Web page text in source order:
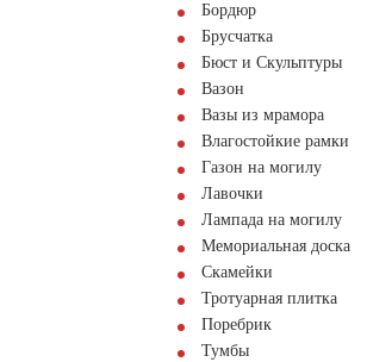
Бордюр
Брусчатка
Бюст и Скульптуры
Вазон
Вазы из мрамора
Влагостойкие рамки
Газон на могилу
Лавочки
Лампада на могилу
Мемориальная доска
Скамейки
Тротуарная плитка
Поребрик
Тумбы